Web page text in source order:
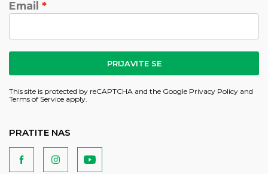
Email
PRIJAVITE SE
This site is protected by reCAPTCHA and the Google Privacy Policy and
Terms of Service apply.
PRATITE NAS